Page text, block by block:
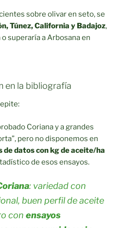
sobre olivar en seto, se
Túnez, California y Badajoz,
superaría a Arbosana en
en la bibliografía
Coriana y a grandes
pero no disponemos en
de datos con kg de aceite/ha
de esos ensayos.
: variedad con
buen perfil de aceite
con ensayos